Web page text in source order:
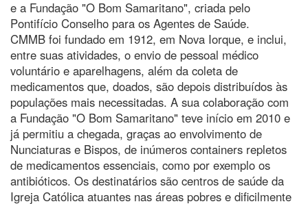
e a Fundação "O Bom Samaritano", criada pelo
Pontifício Conselho para os Agentes de Saúde.
CMMB foi fundado em 1912, em Nova Iorque, e inclui,
entre suas atividades, o envio de pessoal médico
voluntário e aparelhagens, além da coleta de
medicamentos que, doados, são depois distribuídos às
populações mais necessitadas. A sua colaboração com
a Fundação "O Bom Samaritano" teve início em 2010 e
já permitiu a chegada, graças ao envolvimento de
Nunciaturas e Bispos, de inúmeros containers repletos
de medicamentos essenciais, como por exemplo os
antibióticos. Os destinatários são centros de saúde da
Igreja Católica atuantes nas áreas pobres e dificilmente